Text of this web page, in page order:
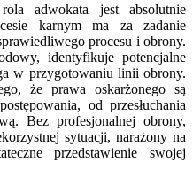
adwokata jest absolutnie
karnym ma za zadanie
procesu i obrony.
identyfikuje potencjalne
w przygotowaniu linii obrony.
że prawa oskarżonego są
od przesłuchania
Bez profesjonalnej obrony,
sytuacji, narażony na
przedstawienie swojej